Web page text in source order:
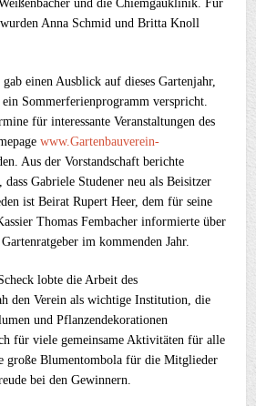
und die Chiemgauklinik. Für
Anna Schmid und Britta Knoll
einen Ausblick auf dieses Gartenjahr,
Sommerferienprogramm verspricht.
für interessante Veranstaltungen des
www.Gartenbauverein-
Aus der Vorstandschaft berichte
Gabriele Studener neu als Beisitzer
ist Beirat Rupert Heer, dem für seine
Thomas Fembacher informierte über
im kommenden Jahr.
lobte die Arbeit des
den Verein als wichtige Institution, die
und Pflanzendekorationen
für viele gemeinsame Aktivitäten für alle
große Blumentombola für die Mitglieder
bei den Gewinnern.